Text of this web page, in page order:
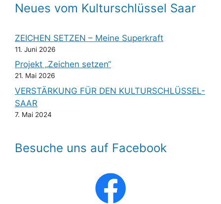
Neues vom Kulturschlüssel Saar
ZEICHEN SETZEN – Meine Superkraft
11. Juni 2026
Projekt „Zeichen setzen“
21. Mai 2026
VERSTÄRKUNG FÜR DEN KULTURSCHLÜSSEL-
SAAR
7. Mai 2024
Besuche uns auf Facebook